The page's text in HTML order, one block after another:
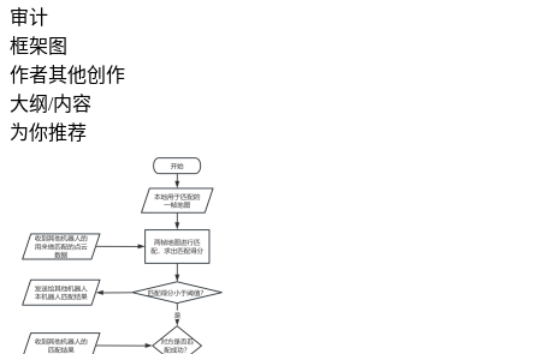
审计
框架图
作者其他创作
大纲/内容
为你推荐